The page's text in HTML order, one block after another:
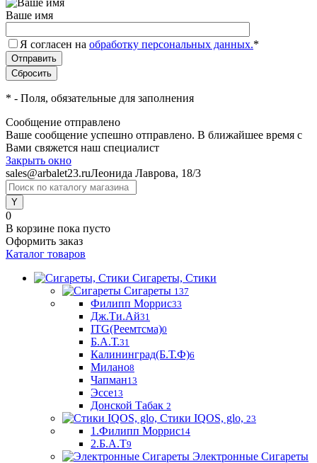
Ваше имя
Я согласен на обработку персональных данных.*
* - Поля, обязательные для заполнения
Сообщение отправлено
Ваше сообщение успешно отправлено. В ближайшее время с
Вами свяжется наш специалист
Закрыть окно
sales@arbalet23.ruЛеонида Лаврова, 18/3
0
В корзине пока пусто
Оформить заказ
Каталог товаров
Сигареты, Стики
Сигареты 137
Филипп Моррис33
Дж.Ти.Ай31
ITG(Реемтсма)0
Б.А.Т.31
Калининград(Б.Т.Ф)6
Милано8
Чапман13
Эссе13
Донской Табак 2
Стики IQOS, glo, 23
1.Филипп Моррис14
2.Б.А.Т9
Электронные Сигареты